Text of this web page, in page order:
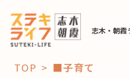
志木・朝霞
TOP ■子育て